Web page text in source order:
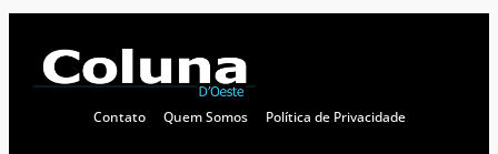
Contato Quem Somos Política de Privacidade